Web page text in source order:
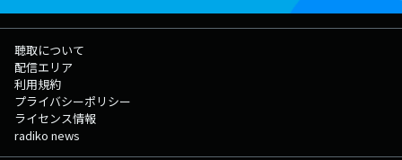
聴取について
配信エリア
利用規約
プライバシーポリシー
ライセンス情報
radiko news